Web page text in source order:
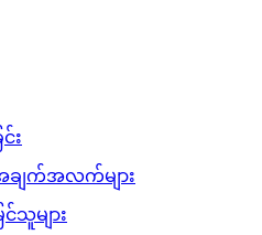
း
ချက်အလက်များ
သူများ